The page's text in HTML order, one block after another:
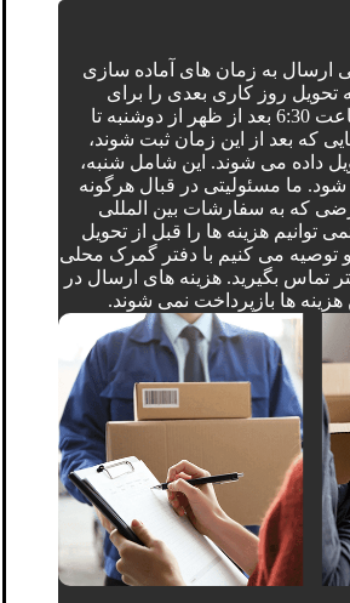
ارسال به زمان های آماده سازی
تحویل روز کاری بعدی را برای
سفارش های قبل از ساعت 6:30 بعد از ظهر از دوشنبه تا
که بعد از این زمان ثبت شوند،
داده می شوند. این شامل شنبه،
ما مسئولیتی در قبال هرگونه
که به سفارشات بین المللی
توانیم هزینه ها را قبل از تحویل
می کنیم با دفتر گمرک محلی
تماس بگیرید. هزینه های ارسال در
ها بازپرداخت نمی شوند.